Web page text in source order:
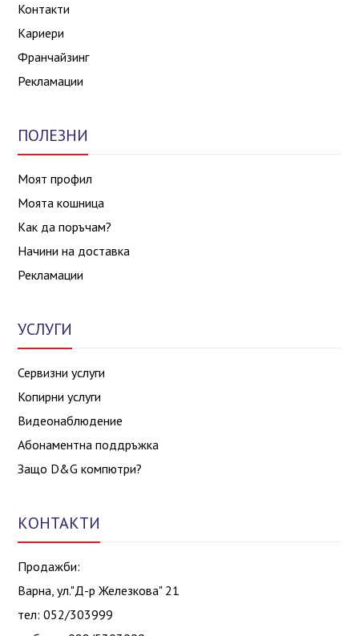
Контакти
Кариери
Франчайзинг
Рекламации
ПОЛЕЗНИ
Моят профил
Моята кошница
Как да поръчам?
Начини на доставка
Рекламации
УСЛУГИ
Сервизни услуги
Копирни услуги
Видеонаблюдение
Абонаментна поддръжка
Защо D&G компютри?
КОНТАКТИ
Продажби:
Варна, ул."Д-р Железкова" 21
тел: 052/303999